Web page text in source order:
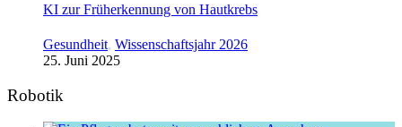
KI zur Früherkennung von Hautkrebs
Gesundheit, Wissenschaftsjahr 2026
25. Juni 2025
Robotik